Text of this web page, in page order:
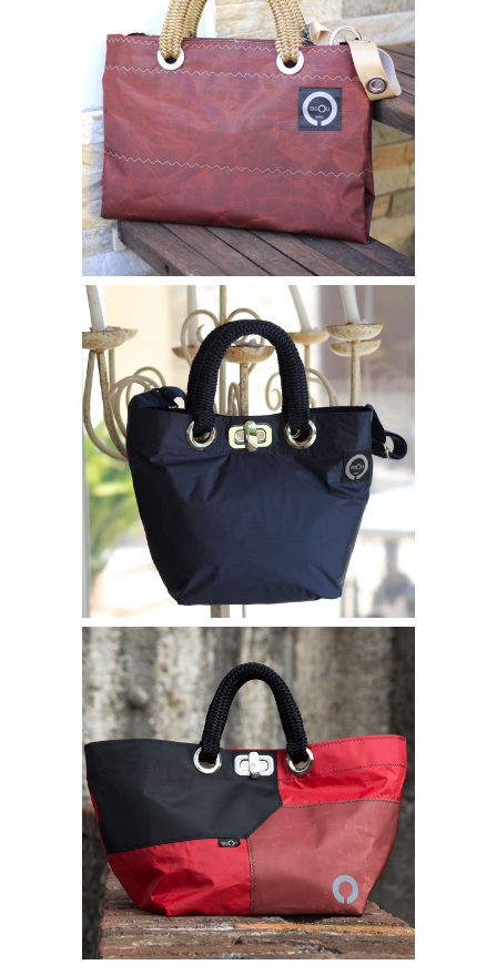
Borse bisou
FRANCY BAG
230,00 €
Borse bisou
SHOPPING MINI LOLA
240,00
Borse bisou
SHOPPING LOLA ROSSA A
QUADRI
280,00